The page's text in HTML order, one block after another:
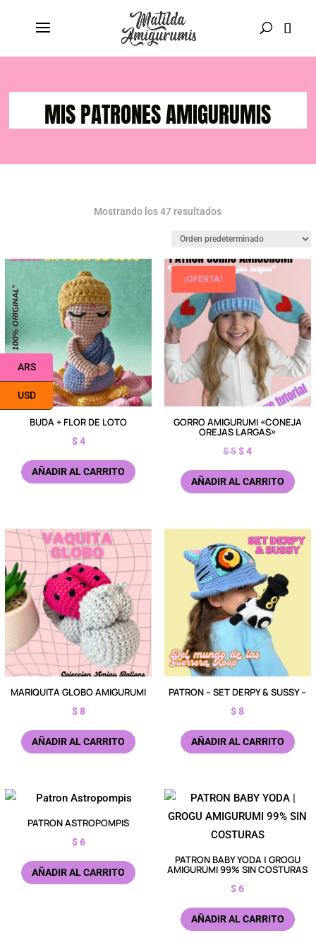
MIS PATRONES AMIGURUMIS
Mostrando los 47 resultados
BUDA + FLOR DE LOTO
$4
AÑADIR AL CARRITO
¡OFERTA!
GORRO AMIGURUMI «CONEJA
OREJAS LARGAS»
$5El
precio
original
$4El
precio
actual
AÑADIR AL CARRITO
MARIQUITA GLOBO AMIGURUMI
$8
AÑADIR AL CARRITO
PATRON – SET DERPY & SUSSY –
$8
AÑADIR AL CARRITO
PATRON ASTROPOMPIS
$6
AÑADIR AL CARRITO
PATRON BABY YODA | GROGU
AMIGURUMI 99% SIN COSTURAS
$6
AÑADIR AL CARRITO
ARS
USD